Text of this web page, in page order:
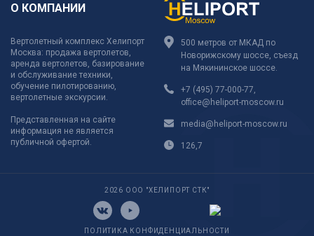
О КОМПАНИИ
Вертолетный комплекс Хелипорт
Москва: продажа вертолетов,
аренда вертолетов, базирование
и обслуживание техники,
обучение пилотированию,
вертолетные экскурсии.
Представленная на сайте
информация не является
публичной офертой.
500 метров от МКАД по
Новорижскому шоссе, съезд
на Мякининское шоссе.
+7 (495) 77-000-77
office@heliport-moscow.ru
media@heliport-moscow.ru
126,7
2026 ООО "ХЕЛИПОРТ СТК"
ПОЛИТИКА КОНФИДЕНЦИАЛЬНОСТИ